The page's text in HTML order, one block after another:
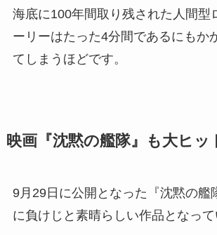
海底に100年間取り残された人間型
ーリーはたった4分間であるにもか
てしまうほどです。
映画『沈黙の艦隊』も大ヒッ
9月29日に公開となった『沈黙の艦
に負けじと素晴らしい作品となって